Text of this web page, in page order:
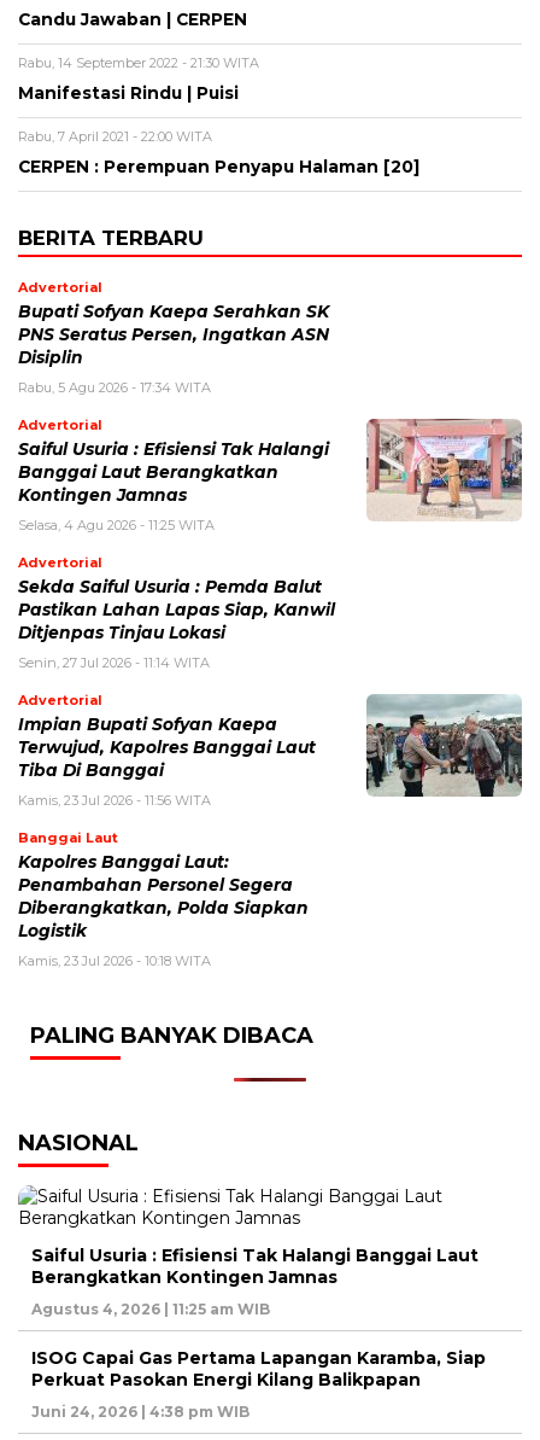
Candu Jawaban | CERPEN
Rabu, 14 September 2022 - 21:30 WITA
Manifestasi Rindu | Puisi
Rabu, 7 April 2021 - 22:00 WITA
CERPEN : Perempuan Penyapu Halaman [20]
BERITA TERBARU
Advertorial
Bupati Sofyan Kaepa Serahkan SK
PNS Seratus Persen, Ingatkan ASN
Disiplin
Rabu, 5 Agu 2026 - 17:34 WITA
Advertorial
Saiful Usuria : Efisiensi Tak Halangi
Banggai Laut Berangkatkan
Kontingen Jamnas
Selasa, 4 Agu 2026 - 11:25 WITA
Advertorial
Sekda Saiful Usuria : Pemda Balut
Pastikan Lahan Lapas Siap, Kanwil
Ditjenpas Tinjau Lokasi
Senin, 27 Jul 2026 - 11:14 WITA
Advertorial
Impian Bupati Sofyan Kaepa
Terwujud, Kapolres Banggai Laut
Tiba Di Banggai
Kamis, 23 Jul 2026 - 11:56 WITA
Banggai Laut
Kapolres Banggai Laut:
Penambahan Personel Segera
Diberangkatkan, Polda Siapkan
Logistik
Kamis, 23 Jul 2026 - 10:18 WITA
PALING BANYAK DIBACA
NASIONAL
Saiful Usuria : Efisiensi Tak Halangi Banggai Laut
Berangkatkan Kontingen Jamnas
Agustus 4, 2026 | 11:25 am WIB
ISOG Capai Gas Pertama Lapangan Karamba, Siap
Perkuat Pasokan Energi Kilang Balikpapan
Juni 24, 2026 | 4:38 pm WIB